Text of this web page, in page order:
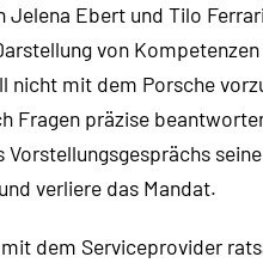
Jelena Ebert und Tilo
von Kompetenzen
nicht mit dem Porsche
Fragen präzise
Vorstellungsgesprächs
verliere das Mandat.
dem Serviceprovider